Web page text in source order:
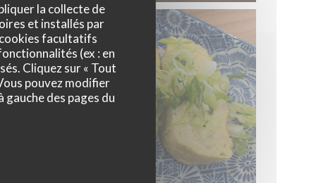
la collecte de
et installés par
facultatifs
(ex : en
Cliquez sur « Tout
pouvez modifier
des pages du